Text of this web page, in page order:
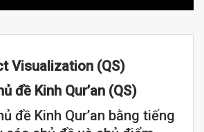
Visualization (QS)
đề Kinh Qur’an (QS)
đề Kinh Qur’an bằng tiếng